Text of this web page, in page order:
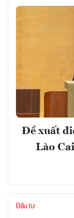
Đề xuất
Lào
Đầu tư